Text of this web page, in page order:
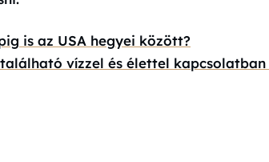
is az USA hegyei között?
vízzel és élettel